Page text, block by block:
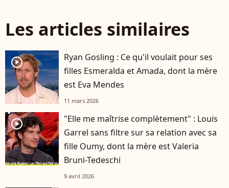
Les articles similaires
player2
Ryan Gosling : Ce qu'il voulait pour ses
filles Esmeralda et Amada, dont la mère
est Eva Mendes
11 mars 2026
player2
"Elle me maîtrise complètement" : Louis
Garrel sans filtre sur sa relation avec sa
fille Oumy, dont la mère est Valeria
Bruni-Tedeschi
9 avril 2026